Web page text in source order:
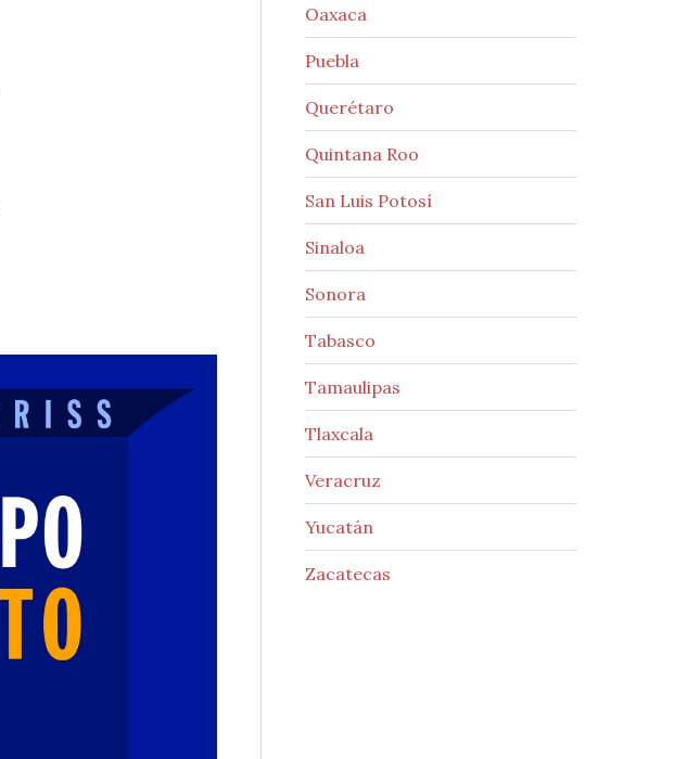
Oaxaca
Puebla
Querétaro
Quintana Roo
San Luis Potosí
Sinaloa
Sonora
Tabasco
Tamaulipas
Tlaxcala
Veracruz
Yucatán
Zacatecas